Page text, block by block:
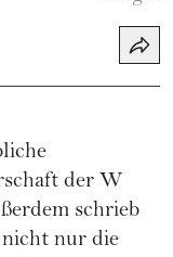
der W
schrieb
nicht nur die